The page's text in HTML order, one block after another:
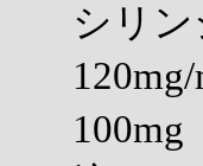
シリン